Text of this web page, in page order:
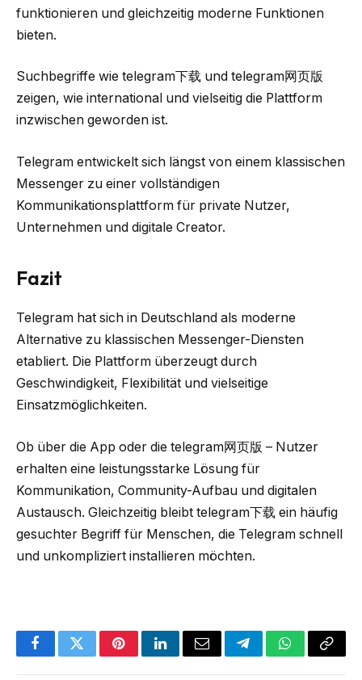
funktionieren und gleichzeitig moderne Funktionen
bieten.
Suchbegriffe wie telegram下载 und telegram网页版
zeigen, wie international und vielseitig die Plattform
inzwischen geworden ist.
Telegram entwickelt sich längst von einem klassischen
Messenger zu einer vollständigen
Kommunikationsplattform für private Nutzer,
Unternehmen und digitale Creator.
Fazit
Telegram hat sich in Deutschland als moderne
Alternative zu klassischen Messenger-Diensten
etabliert. Die Plattform überzeugt durch
Geschwindigkeit, Flexibilität und vielseitige
Einsatzmöglichkeiten.
Ob über die App oder die telegram网页版 – Nutzer
erhalten eine leistungsstarke Lösung für
Kommunikation, Community-Aufbau und digitalen
Austausch. Gleichzeitig bleibt telegram下载 ein häufig
gesuchter Begriff für Menschen, die Telegram schnell
und unkompliziert installieren möchten.
FacebookTwitterPinterestLinkedInEmail TelegramWhatsApp
Copy